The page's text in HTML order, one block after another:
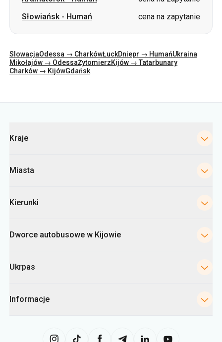
Słowiańsk- Humań cena na zapytanie
SlowacjaOdessa → CharkówŁuckDniepr → HumańUkraina
Mikołajów → OdessaŻytomierzKijów → Tatarbunary
Charków → KijówGdańsk
Kraje
Miasta
Kierunki
Dworce autobusowe w Kijowie
Ukrpas
Informacje